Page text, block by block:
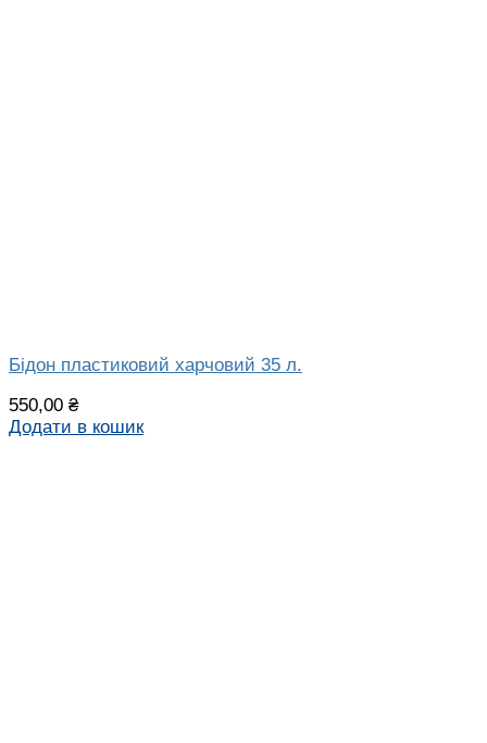
Бідон пластиковий харчовий 35 л.
550,00 ₴
Додати в кошик